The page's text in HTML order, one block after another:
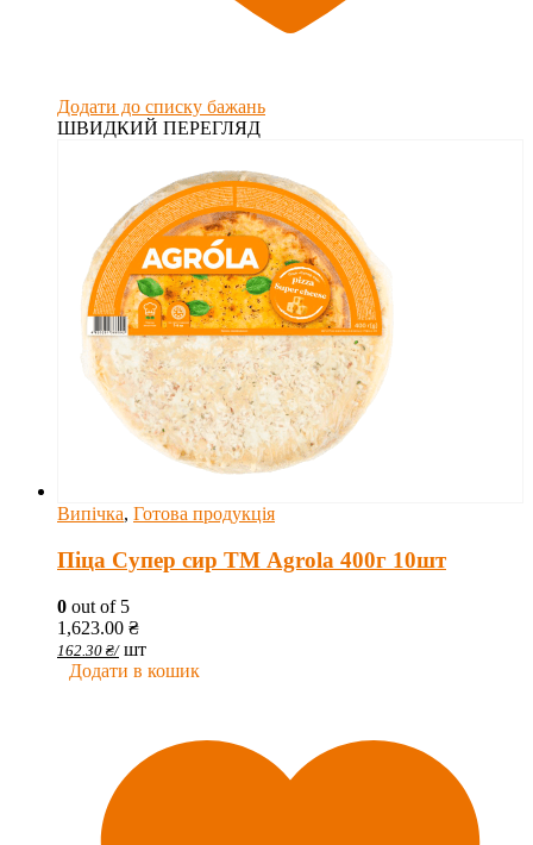
Додати до списку бажань
ШВИДКИЙ ПЕРЕГЛЯД
Випічка, Готова продукція
Піца Супер сир ТМ Agrola 400г 10шт
0 out of 5
1,623.00 ₴
162.30 ₴/ шт
Додати в кошик